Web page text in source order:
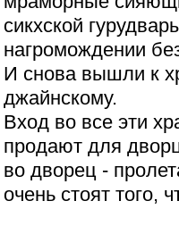
сикхской
нагромождении
И снова вышли к
джайнскому.
Вход во все эти
продают для
во дворец -
очень стоят того,